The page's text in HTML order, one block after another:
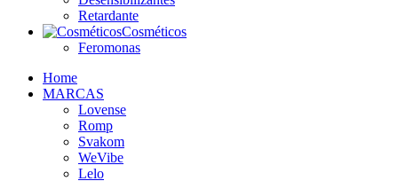
Retardante
Cosméticos
Feromonas
Home
MARCAS
Lovense
Romp
Svakom
WeVibe
Lelo